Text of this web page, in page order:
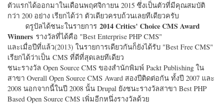
ตัวแรกได้ออกมาในเดือนพฤศจิกายน 2015 ซึ่งเป็นตัวที่มีคุณสมบัติ
กว่า 200 อย่าง เรียกได้ว่า ตัวเดียวครบถ้วนเลยทีเดียวครับ
ดรูปัลได้ชนะในรายการ 2014 Critics' Choice CMS Award
Winners รางวัลที่ได้คือ "Best Enterprise PHP CMS"
และเมื่อปีที่แล้ว(2013) ในรายการเดียวกันก็ยังได้รับ "Best Free CMS"
เรียกได้ว่าเป็น CMS ที่ดีที่สุดเลยทีเดียว
ชนะรางวัล Open Source CMS ของสำนักพิมพ์ Packt Publishing ใน
สาขา Overall Open Source CMS Award สองปีติดต่อกัน ทั้งปี 2007 และ
2008 นอกจากนี้ในปี 2008 นั้น Drupal ยังชนะรางวัลสาขา Best PHP
Based Open Source CMS เพิ่มอีกหนึ่งรางวัลด้วย